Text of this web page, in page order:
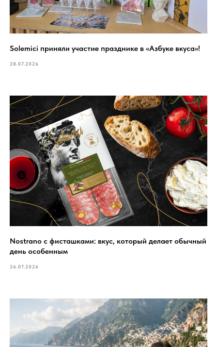
Solemici приняли участие празднике в «Азбуке вкуса»!
28.07.2026
Nostrano с фисташками: вкус, который делает обычный
день особенным
26.07.2026